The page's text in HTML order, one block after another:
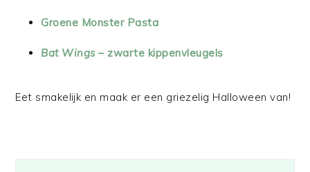
Groene Monster Pasta
Bat Wings– zwarte kippenvleugels
Eet smakelijk en maak er een griezelig Halloween van!